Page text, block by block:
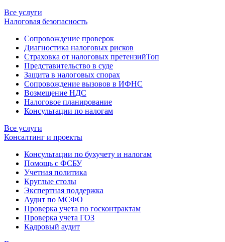
Все услуги
Налоговая безопасность
Сопровождение проверок
Диагностика налоговых рисков
Страховка от налоговых претензийТоп
Представительство в суде
Защита в налоговых спорах
Сопровождение вызовов в ИФНС
Возмещение НДС
Налоговое планирование
Консультации по налогам
Все услуги
Консалтинг и проекты
Консультации по бухучету и налогам
Помощь с ФСБУ
Учетная политика
Круглые столы
Экспертная поддержка
Аудит по МСФО
Проверка учета по госконтрактам
Проверка учета ГОЗ
Кадровый аудит